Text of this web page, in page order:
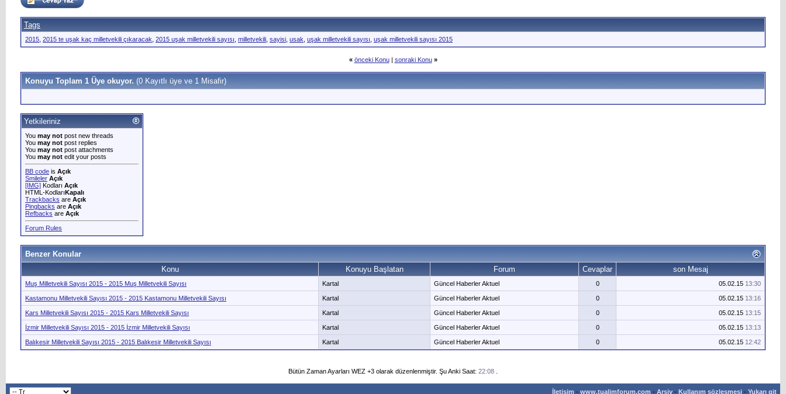
Tags
2015 2015 te uşak kaç milletvekili çıkaracak 2015 uşak milletvekili sayısı milletvekili sayisi usak uşak milletvekili sayısı uşak milletvekili sayısı 2015
« önceki Konu| sonraki Konu »
Konuyu Toplam 1 Üye okuyor. (0 Kayıtlı üye ve 1 Misafir)
Yetkileriniz
You may not post new threads
You may not post replies
You may not post attachments
You may not edit your posts
BB code is Açık
Smileler Açık
[IMG] Kodları Açık
HTML-KodlarıKapalı
Trackbacks are Açık
Pingbacks are Açık
Refbacks are Açık
Forum Rules
Benzer Konular
Konu
Konuyu Başlatan Forum Cevaplar son Mesaj
Muş Milletvekili Sayısı 2015 - 2015 Muş Milletvekili Sayısı Kartal Güncel Haberler Aktuel 0 05.02.15 13:30
Kastamonu Milletvekili Sayısı 2015 - 2015 Kastamonu Milletvekili Sayısı Kartal Güncel Haberler Aktuel 0 05.02.15 13:16
Kars Milletvekili Sayısı 2015 - 2015 Kars Milletvekili Sayısı Kartal Güncel Haberler Aktuel 0 05.02.15 13:15
İzmir Milletvekili Sayısı 2015 - 2015 İzmir Milletvekili Sayısı Kartal Güncel Haberler Aktuel 0 05.02.15 13:13
Balıkesir Milletvekili Sayısı 2015 - 2015 Balıkesir Milletvekili Sayısı Kartal Güncel Haberler Aktuel 0 05.02.15 12:42
Bütün Zaman Ayarları WEZ +3 olarak düzenlenmiştir. Şu Anki Saat: 22:08
İletişim - www.tualimforum.com - Arşiv - Kullanım sözleşmesi - Yukarı git